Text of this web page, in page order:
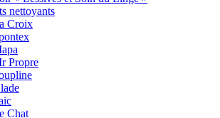
nettoyants
Croix
Propre
Chat